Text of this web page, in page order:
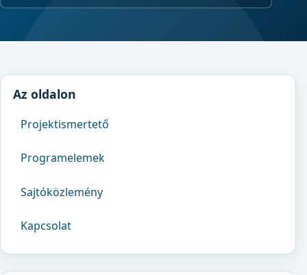
Az oldalon
Projektismertető
Programelemek
Sajtóközlemény
Kapcsolat